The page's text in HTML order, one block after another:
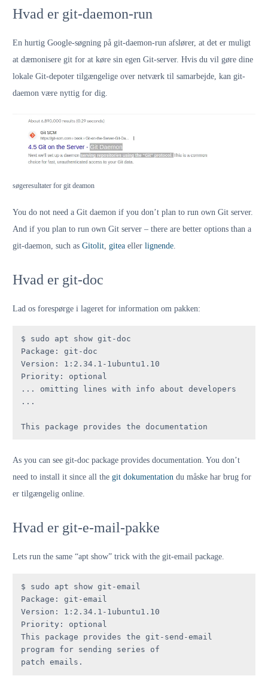
Hvad er git-daemon-run
En hurtig Google-søgning på git-daemon-run afslører, at det er muligt
at dæmonisere git for at køre sin egen Git-server. Hvis du vil gøre dine
lokale Git-depoter tilgængelige over netværk til samarbejde, kan git-
daemon være nyttig for dig.
søgeresultater for git deamon
You do not need a Git daemon if you don’t plan to run own Git server.
And if you plan to run own Git server – there are better options than a
git-daemon, such as Gitolit gitea eller lignende
Hvad er git-doc
Lad os forespørge i lageret for information om pakken:
$ sudo apt show git-doc
Package: git-doc
Version: 1:2.34.1-1ubuntu1.10
Priority: optional
... omitting lines with info about developers
...
This package provides the documentation
As you can see git-doc package provides documentation. You don’t
need to install it since all the git dokumentation du måske har brug for
er tilgængelig online.
Hvad er git-e-mail-pakke
Lets run the same “apt show” trick with the git-email package.
$ sudo apt show git-email
Package: git-email
Version: 1:2.34.1-1ubuntu1.10
Priority: optional
This package provides the git-send-email
program for sending series of
patch emails.